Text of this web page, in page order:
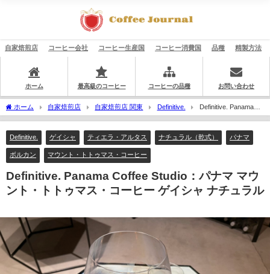
自家焙煎店 コーヒー会社 コーヒー生産国 コーヒー消費国 品種 精製方法
ホーム 最高級のコーヒー コーヒーの品種 お問い合わせ
ホーム 自家焙煎店 自家焙煎店 関東 Definitive.
Definitive. Panama
Coffee Studio：パナマ マウント・トトゥマス・コーヒー ゲイシャ ナチュラル
Definitive. ゲイシャ ティエラ・アルタス ナチュラル（乾式） パナマ
ボルカン マウント・トトゥマス・コーヒー
Definitive. Panama Coffee Studio：パナマ マウ
ント・トトゥマス・コーヒー ゲイシャ ナチュラル